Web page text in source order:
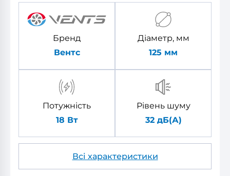
Бренд
Вентс
Діаметр, мм
125 мм
Потужність
18 Вт
Рівень шуму
32 дБ(А)
Всі характеристики